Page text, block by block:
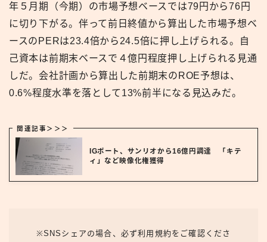
年５月期（今期）の市場予想ベースでは79円から76円
に切り下がる。伴って前日終値から算出した市場予想ベ
ースのPERは23.4倍から24.5倍に押し上げられる。自
己資本は前期末ベースで４億円程度押し上げられる見通
しだ。会社計画から算出した前期末のROE予想は、
0.6%程度水準を落として13%前半になる見込みだ。
関連記事＞＞＞
IGポート、サンリオから16億円調達 「キテ
ィ」など映像化権獲得
※SNSシェアの場合、必ず利用規約をご確認くださ